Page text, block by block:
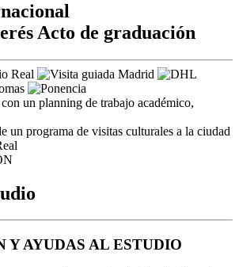
Acto de graduación
un planning de trabajo académico,
un programa de visitas culturales a la ciudad
Y AYUDAS AL ESTUDIO